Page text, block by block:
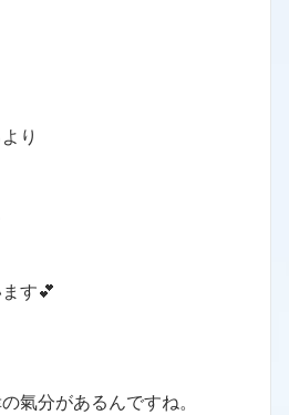
り
す💕
氣分があるんですね。